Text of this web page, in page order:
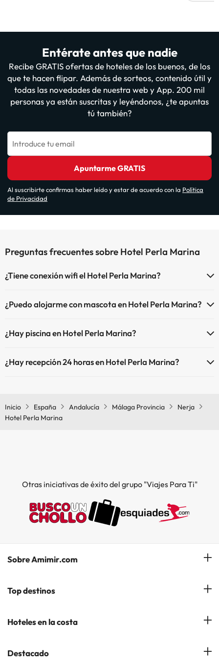
Entérate antes que nadie
Recibe GRATIS ofertas de hoteles de los buenos, de los
que te hacen flipar. Además de sorteos, contenido útil y
todas las novedades de nuestra web y App. 200 mil
personas ya están suscritas y leyéndonos, ¿te apuntas
tú también?
Introduce tu email
Apuntarme GRATIS
Al suscribirte confirmas haber leído y estar de acuerdo con la Política
de Privacidad
Preguntas frecuentes sobre Hotel Perla Marina
¿Tiene conexión wifi el Hotel Perla Marina?
¿Puedo alojarme con mascota en Hotel Perla Marina?
¿Hay piscina en Hotel Perla Marina?
Aquí tienes más info sobre la piscina y otras instalaciones.
¿Hay recepción 24 horas en Hotel Perla Marina?
Inicio España Andalucía Málaga Provincia
Nerja
Hotel Perla Marina
Otras iniciativas de éxito del grupo "Viajes Para Ti"
Sobre Amimir.com
¿Quiénes somos?
Gestionar mi reserva
Top destinos
Hoteles en Salou
Hoteles en Andorra la Vella
Hoteles en la costa
Hoteles en la Costa Azahar
Destacado